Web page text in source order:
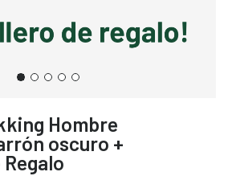
Hombre
oscuro +